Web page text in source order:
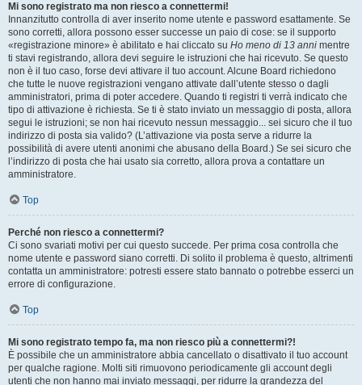
Mi sono registrato ma non riesco a connettermi!
Innanzitutto controlla di aver inserito nome utente e password esattamente. Se
sono corretti, allora possono esser successe un paio di cose: se il supporto
«registrazione minore» è abilitato e hai cliccato su Ho meno di 13 anni mentre
ti stavi registrando, allora devi seguire le istruzioni che hai ricevuto. Se questo
non è il tuo caso, forse devi attivare il tuo account. Alcune Board richiedono
che tutte le nuove registrazioni vengano attivate dall’utente stesso o dagli
amministratori, prima di poter accedere. Quando ti registri ti verrà indicato che
tipo di attivazione è richiesta. Se ti è stato inviato un messaggio di posta, allora
segui le istruzioni; se non hai ricevuto nessun messaggio... sei sicuro che il tuo
indirizzo di posta sia valido? (L’attivazione via posta serve a ridurre la
possibilità di avere utenti anonimi che abusano della Board.) Se sei sicuro che
l’indirizzo di posta che hai usato sia corretto, allora prova a contattare un
amministratore.
Top
Perché non riesco a connettermi?
Ci sono svariati motivi per cui questo succede. Per prima cosa controlla che
nome utente e password siano corretti. Di solito il problema è questo, altrimenti
contatta un amministratore: potresti essere stato bannato o potrebbe esserci un
errore di configurazione.
Top
Mi sono registrato tempo fa, ma non riesco più a connettermi?!
È possibile che un amministratore abbia cancellato o disattivato il tuo account
per qualche ragione. Molti siti rimuovono periodicamente gli account degli
utenti che non hanno mai inviato messaggi, per ridurre la grandezza del